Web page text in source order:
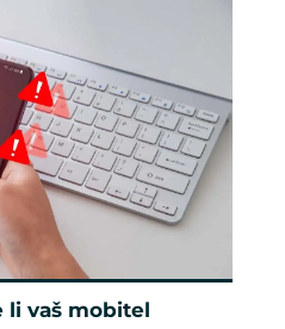
li vaš mobitel